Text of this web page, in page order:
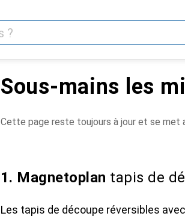
Sous-mains les
Cette page reste toujours à jour et se met
1. Magnetoplan tapis de
Les tapis de découpe réversibles